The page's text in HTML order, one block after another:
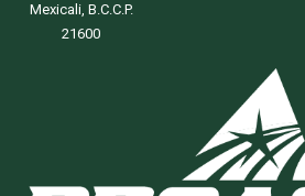
Mexicali, B.C.C.P.
21600